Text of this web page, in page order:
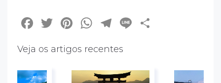
Facebook
Twitter
Pinterest
WhatsApp
Telegram
Line
Veja os artigos recentes